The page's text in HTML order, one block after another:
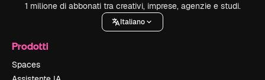
1 milione di abbonati tra creativi, imprese, agenzie e studi.
Italiano
Prodotti
Spaces